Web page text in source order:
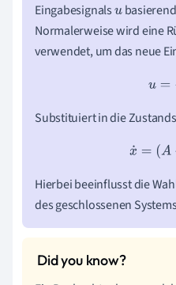
Eingabesignalsu
Normalerweise wird eine
verwendet, um das neue
u=
Substituiert in die
x ˙=(A
Hierbei beeinflusst die
des geschlossenen